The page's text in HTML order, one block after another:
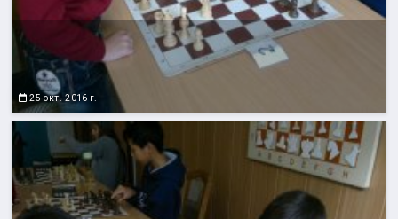
25 окт. 2016 г.